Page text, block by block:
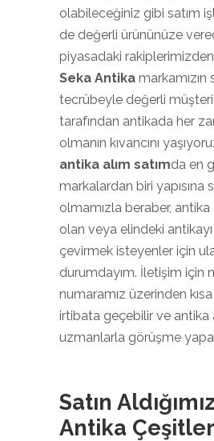
olabileceğiniz gibi satım
de değerli ürününüze
piyasadaki rakiplerimizden
Seka Antika
tecrübeyle değerli
tarafından antikada her
olmanın kıvancını
antika alım satımda en
markalardan biri yapısına
olmamızla beraber, antika
olan veya elindeki
çevirmek isteyenler için
durumdayım. İletişim için
numaramız üzerinden
irtibata geçebilir ve antika
uzmanlarla görüşme
Satın
Antika